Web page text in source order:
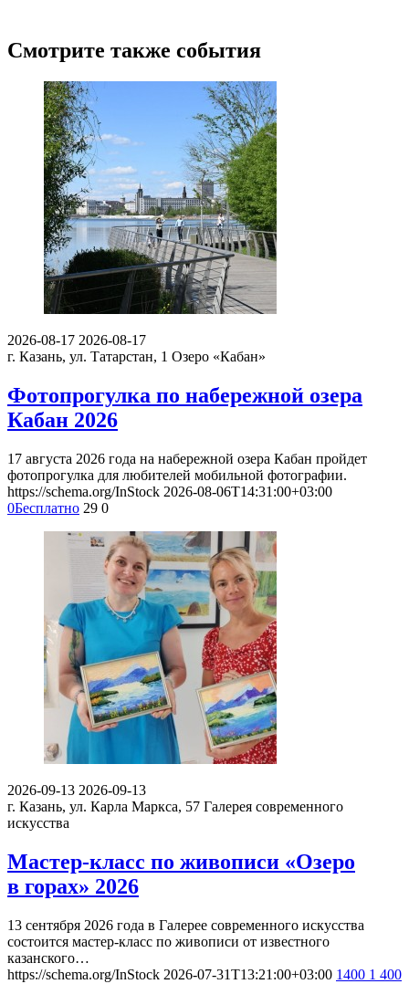
Смотрите также события
2026-08-17 2026-08-17
г. Казань, ул. Татарстан, 1 Озеро «Кабан»
Фотопрогулка по набережной озера
Кабан 2026
17 августа 2026 года на набережной озера Кабан пройдет
фотопрогулка для любителей мобильной фотографии.
https://schema.org/InStock 2026-08-06T14:31:00+03:00
0Бесплатно 29 0
2026-09-13 2026-09-13
г. Казань, ул. Карла Маркса, 57 Галерея современного
искусства
Мастер-класс по живописи «Озеро
в горах» 2026
13 сентября 2026 года в Галерее современного искусства
состоится мастер-класс по живописи от известного
казанского…
https://schema.org/InStock 2026-07-31T13:21:00+03:00 1400 1 400